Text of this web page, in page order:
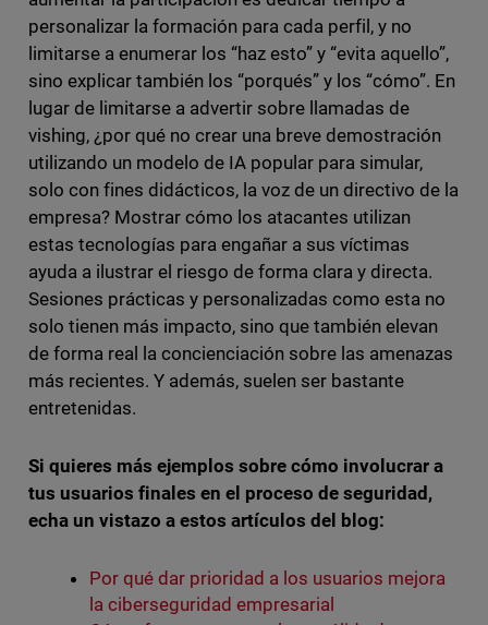
personalizar la formación para cada perfil, y no
limitarse a enumerar los “haz esto” y “evita aquello”,
sino explicar también los “porqués” y los “cómo”. En
lugar de limitarse a advertir sobre llamadas de
vishing, ¿por qué no crear una breve demostración
utilizando un modelo de IA popular para simular,
solo con fines didácticos, la voz de un directivo de la
empresa? Mostrar cómo los atacantes utilizan
estas tecnologías para engañar a sus víctimas
ayuda a ilustrar el riesgo de forma clara y directa.
Sesiones prácticas y personalizadas como esta no
solo tienen más impacto, sino que también elevan
de forma real la concienciación sobre las amenazas
más recientes. Y además, suelen ser bastante
entretenidas.
Si quieres más ejemplos sobre cómo involucrar a
tus usuarios finales en el proceso de seguridad,
echa un vistazo a estos artículos del blog:
Por qué dar prioridad a los usuarios mejora
la ciberseguridad empresarial